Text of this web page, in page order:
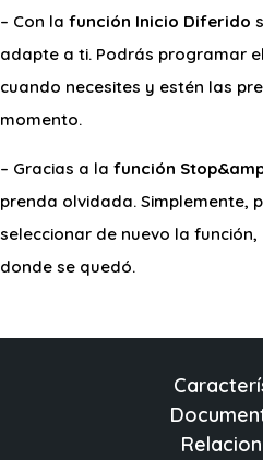
– Con la función Inicio Diferido
adapte a ti. Podrás programar
cuando necesites y estén las
momento.
– Gracias a la función
prenda olvidada. Simplemente,
seleccionar de nuevo la
donde se quedó.